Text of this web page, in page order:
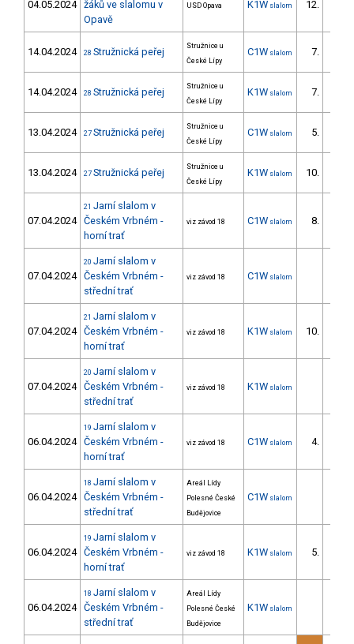
04.05.2024 žáků ve slalomu v
Opavě
USD Opava K1W slalom 12.
14.04.2024 28 Stružnická peřej
Stružnice u
České Lípy
C1W slalom 7.
14.04.2024 28 Stružnická peřej
Stružnice u
České Lípy
K1W slalom 7.
13.04.2024 27 Stružnická peřej
Stružnice u
České Lípy
C1W slalom 5.
13.04.2024 27 Stružnická peřej
Stružnice u
České Lípy
K1W slalom 10.
07.04.2024
21 Jarní slalom v
Českém Vrbném -
horní trať
viz závod 18 C1W slalom 8.
07.04.2024
20 Jarní slalom v
Českém Vrbném -
střední trať
viz závod 18 C1W slalom
07.04.2024
21 Jarní slalom v
Českém Vrbném -
horní trať
viz závod 18 K1W slalom 10.
07.04.2024
20 Jarní slalom v
Českém Vrbném -
střední trať
viz závod 18 K1W slalom
06.04.2024
19 Jarní slalom v
Českém Vrbném -
horní trať
viz závod 18 C1W slalom 4.
06.04.2024
18 Jarní slalom v
Českém Vrbném -
střední trať
Areál Lídy
Polesné České
Budějovice
C1W slalom
06.04.2024
19 Jarní slalom v
Českém Vrbném -
horní trať
viz závod 18 K1W slalom 5.
06.04.2024
18 Jarní slalom v
Českém Vrbném -
střední trať
Areál Lídy
Polesné České
Budějovice
K1W slalom